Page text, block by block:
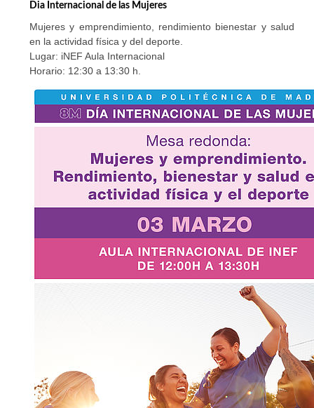
Dia Internacional de las Mujeres
Mujeres y emprendimiento, rendimiento bienestar y salud
en la actividad física y del deporte.
Lugar: iNEF Aula Internacional
Horario: 12:30 a 13:30 h.